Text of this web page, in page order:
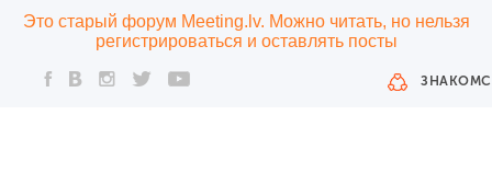
Это старый форум Meeting.lv. Можно читать, но нельзя
регистрироваться и оставлять посты